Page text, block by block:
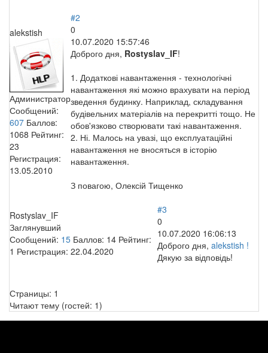
alekstish
Администратор
Сообщений:
607 Баллов:
1068 Рейтинг:
23
Регистрация:
13.05.2010
#2
0
10.07.2020 15:57:46
Доброго дня, Rostyslav_IF!
1. Додаткові навантаження - технологічні
навантаження які можно врахувати на період
зведення будинку. Наприклад, складування
будівельних матеріалів на перекритті тощо. Не
обов'язково створювати такі навантаження.
2. Ні. Малось на увазі, що експлуатаційні
навантаження не вносяться в історію
навантаження.
З повагою, Олексій Тищенко
Rostyslav_IF
Заглянувший
Сообщений: 15 Баллов: 14 Рейтинг:
1 Регистрация: 22.04.2020
#3
0
10.07.2020 16:06:13
Доброго дня, alekstish !
Дякую за відповідь!
Страницы: 1
Читают тему (гостей: 1)